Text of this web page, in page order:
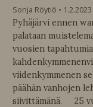
Sonja Röytiö 1.2.2023
Pyhäjärvi ennen
palataan
vuosien
viidenkymmenen
päähän vanhojen
siivittämänä. 25